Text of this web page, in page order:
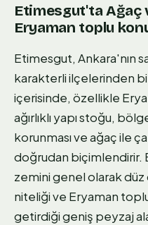
Etimesgut'ta Ağaç
Eryaman toplu
Etimesgut, Ankara'nın
karakterli ilçelerinden
içerisinde, özellikle
ağırlıklı yapı stoğu,
korunması ve ağaç ile
doğrudan biçimlendirir.
zemini genel olarak düz
niteliği ve Eryaman
getirdiği geniş peyzaj